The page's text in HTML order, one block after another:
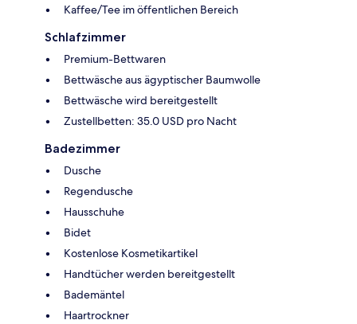
Kaffee/Tee im öffentlichen Bereich
Schlafzimmer
Premium-Bettwaren
Bettwäsche aus ägyptischer Baumwolle
Bettwäsche wird bereitgestellt
Zustellbetten: 35.0 USD pro Nacht
Badezimmer
Dusche
Regendusche
Hausschuhe
Bidet
Kostenlose Kosmetikartikel
Handtücher werden bereitgestellt
Bademäntel
Haartrockner